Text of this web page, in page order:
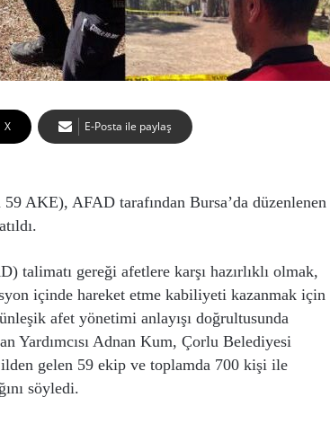
X E-Posta ile paylaş
AKE), AFAD tarafından Bursa’da düzenlenen
talimatı gereği afetlere karşı hazırlıklı olmak,
içinde hareket etme kabiliyeti kazanmak için
afet yönetimi anlayışı doğrultusunda
Yardımcısı Adnan Kum, Çorlu Belediyesi
gelen 59 ekip ve toplamda 700 kişi ile
söyledi.